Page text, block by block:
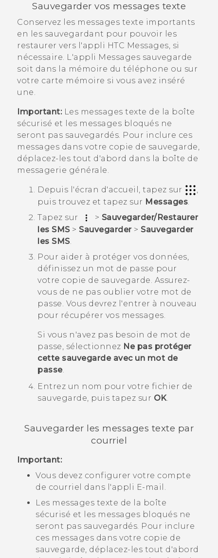
Sauvegarder vos messages texte
Conservez les messages texte importants
en les sauvegardant pour pouvoir les
restaurer vers l'appli HTC Messages , si
nécessaire. L'appli Messages sauvegarde
soit dans la mémoire du téléphone ou sur
votre carte mémoire si vous avez inséré
une.
Important:Les messages texte de la boîte
sécurisé et les messages bloqués ne
seront pas sauvegardés. Pour inclure ces
messages dans votre copie de sauvegarde,
déplacez-les tout d'abord dans la boîte de
messagerie générale.
Depuis l'écran d'accueil , tapez sur
puis trouvez et tapez sur Messages.
Tapez sur
> Sauvegarder/Restaurer
les SMS> Sauvegarder> Sauvegarder
les SMS.
Pour aider à protéger vos données,
définissez un mot de passe pour
votre copie de sauvegarde. Assurez-
vous de ne pas oublier votre mot de
passe. Vous devrez l'entrer à nouveau
pour récupérer vos messages.
Si vous n'avez pas besoin de mot de
passe, sélectionnez Ne pas protéger
cette sauvegarde avec un mot de
passe.
Entrez un nom pour votre fichier de
sauvegarde, puis tapez sur OK.
Sauvegarder les messages texte par
courriel
Important:
Vous devez configurer votre compte
de courriel dans l'appli E-mail .
Les messages texte de la boîte
sécurisé et les messages bloqués ne
seront pas sauvegardés. Pour inclure
ces messages dans votre copie de
sauvegarde, déplacez-les tout d'abord